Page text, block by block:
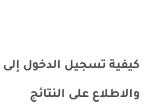
كيفية تسجيل الدخول إلى
والاطلاع على النتائج